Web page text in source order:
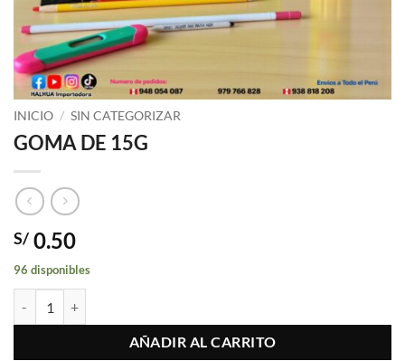
INICIO / SIN CATEGORIZAR
GOMA DE 15G
S/ 0.50
96 disponibles
AÑADIR AL CARRITO